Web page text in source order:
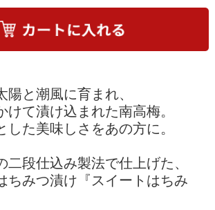
陽と潮風に育まれ、
けて漬け込まれた南高梅。
した美味しさをあの方に。
二段仕込み製法で仕上げた、
ちみつ漬け『スイートはちみ